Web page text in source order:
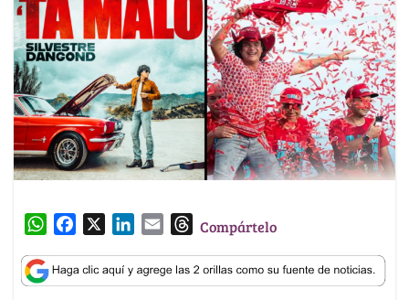
W
a
t
c
e
n
k
a
i
T
r
e
Compártelo